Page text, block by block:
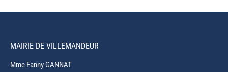
MAIRIE DE VILLEMANDEUR
Mme Fanny GANNAT